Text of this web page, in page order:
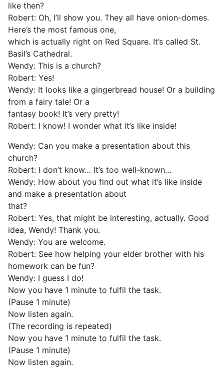
like then?
Robert: Oh, I’ll show you. They all have onion-domes.
Here’s the most famous one,
which is actually right on Red Square. It’s called St.
Basil’s Cathedral.
Wendy: This is a church?
Robert: Yes!
Wendy: It looks like a gingerbread house! Or a building
from a fairy tale! Or a
fantasy book! It’s very pretty!
Robert: I know! I wonder what it’s like inside!
Wendy: Can you make a presentation about this
church?
Robert: I don’t know… It’s too well-known…
Wendy: How about you find out what it’s like inside
and make a presentation about
that?
Robert: Yes, that might be interesting, actually. Good
idea, Wendy! Thank you.
Wendy: You are welcome.
Robert: See how helping your elder brother with his
homework can be fun?
Wendy: I guess I do!
Now you have 1 minute to fulfil the task.
(Pause 1 minute)
Now listen again.
(The recording is repeated)
Now you have 1 minute to fulfil the task.
(Pause 1 minute)
Now listen again.